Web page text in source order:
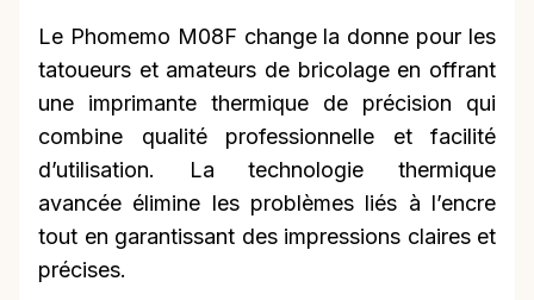
Le Phomemo M08F change la donne pour les
tatoueurs et amateurs de bricolage en offrant
une imprimante thermique de précision qui
combine qualité professionnelle et facilité
d’utilisation. La technologie thermique
avancée élimine les problèmes liés à l’encre
tout en garantissant des impressions claires et
précises.